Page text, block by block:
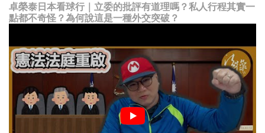
卓榮泰日本看球行｜立委的批評有道理嗎？私人行程其實一
點都不奇怪？為何說這是一種外交突破？